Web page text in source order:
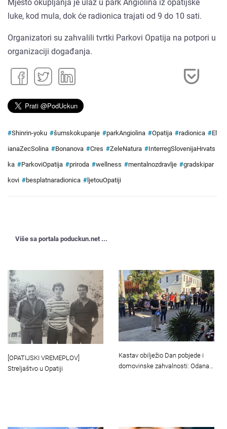
Mjesto okupljanja je ulaz u park Angiolina iz opatijske
luke, kod mula, dok će radionica trajati od 9 do 10 sati.
Organizatori su zahvalili tvrtki Parkovi Opatija na potpori u
organizaciji događanja.
#Shinrin-yoku #šumskokupanje #parkAngiolina #Opatija #radionica #El
ianaZecSolina #Bonanova #Cres #ZeleNatura #InterregSlovenijaHrvats
ka #ParkoviOpatija #priroda #wellness #mentalnozdravlje #gradskipar
kovi #besplatnaradionica # ljetouOpatiji
Više sa portala poduckun.net ...
[OPATIJSKI VREMEPLOV]
Streljaštvo u Opatiji
Kastav obilježio Dan pobjede i
domovinske zahvalnosti: Odana…